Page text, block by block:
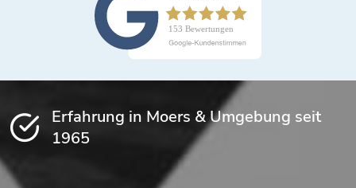
Erfahrung in Moers & Umgebung seit
1965